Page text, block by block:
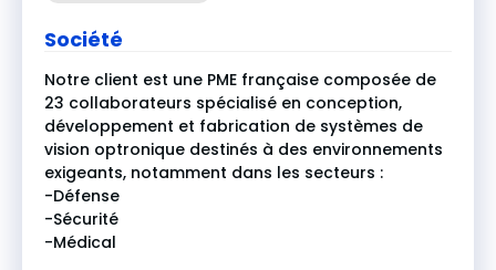
Société
Notre client est une PME française composée de
23 collaborateurs spécialisé en conception,
développement et fabrication de systèmes de
vision optronique destinés à des environnements
exigeants, notamment dans les secteurs :
-Défense
-Sécurité
-Médical